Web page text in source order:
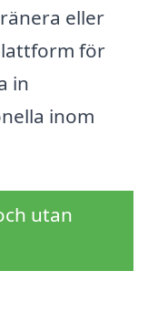
eller
för
in
inom
utan